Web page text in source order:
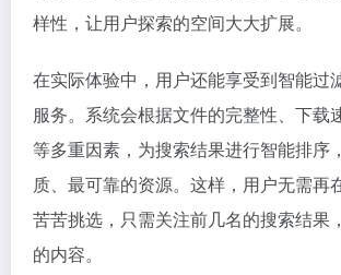
样性，让用户探索的空间大大扩展。
在实际体验中，用户还能享受到智能过
服务。系统会根据文件的完整性、下载
等多重因素，为搜索结果进行智能排序
质、最可靠的资源。这样，用户无需再
苦苦挑选，只需关注前几名的搜索结果
的内容。